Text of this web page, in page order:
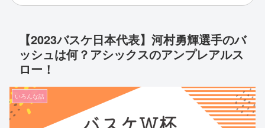
【2023バスケ日本代表】河村勇輝選手のバ
ッシュは何？アシックスのアンプレアルス
ロー！
いろんな話